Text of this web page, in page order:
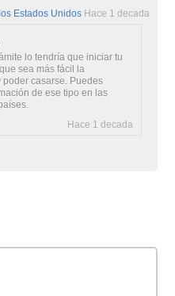
Estados UnidosHace 1 decada
lo tendría que iniciar tu
sea más fácil la
casarse. Puedes
de ese tipo en las
Hace 1 decada